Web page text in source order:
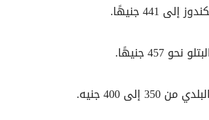
441 جنيهًا.
457 جنيهًا.
400 جنيه.